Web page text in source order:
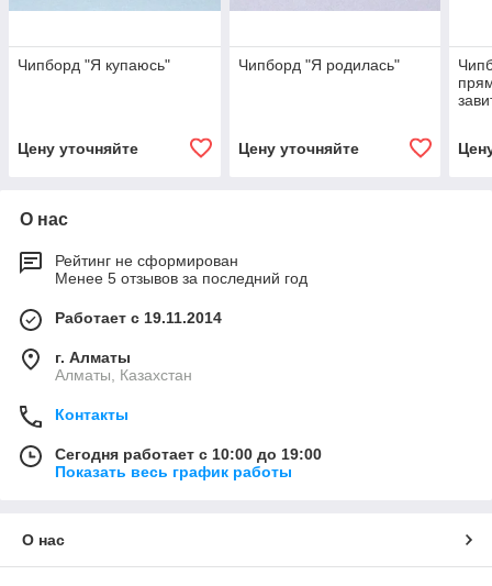
Чипборд "Я купаюсь"
Цену уточняйте
Чипборд "Я родилась"
Цену уточняйте
О нас
Рейтинг не сформирован
Менее 5 отзывов за последний год
Работает с 19.11.2014
г. Алматы
Алматы, Казахстан
Контакты
Сегодня работает с 10:00 до 19:00
Показать весь график работы
О нас